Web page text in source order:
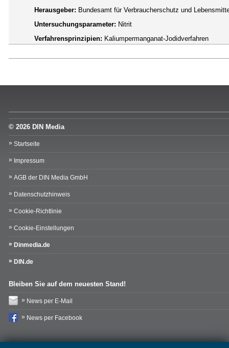
Herausgeber: Bundesamt für Verbraucherschutz und
Untersuchungsparameter: Nitrit
Verfahrensprinzipien: Kaliumpermanganat-Jodidverfahren
© 2026 DIN Media
Startseite
Impressum
AGB der DIN Media GmbH
Datenschutzhinweis
Cookie-Richtlinie
Cookie-Einstellungen
Dinmedia.de
DIN.de
Bleiben Sie auf dem neuesten Stand!
News per E-Mail
News per Facebook